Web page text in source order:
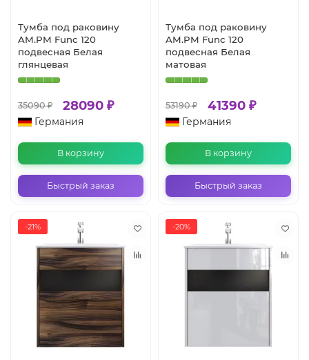
Тумба под раковину
AM.PM Func 120
подвесная Белая
глянцевая
35090 ₽ 28090 ₽
Германия
В корзину
Быстрый заказ
Тумба под раковину
AM.PM Func 120
подвесная Белая
матовая
53190 ₽ 41390 ₽
Германия
В корзину
Быстрый заказ
-21% -20%